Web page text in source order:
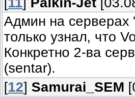
Админ на серверах
только узнал, что
Конкретно 2-ва
(sentar).
[12] Samurai_SEM